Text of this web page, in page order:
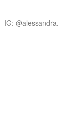
IG: